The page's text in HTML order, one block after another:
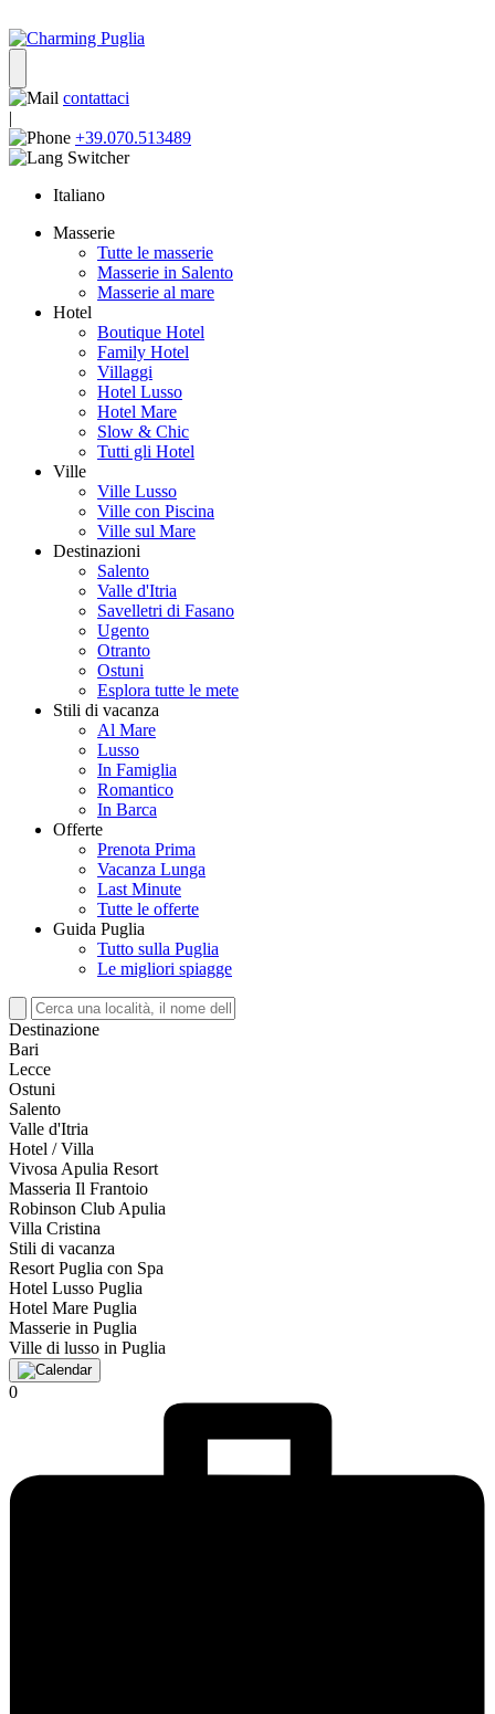
contattaci
|
+39.070.513489
Italiano
Masserie
Tutte le masserie
Masserie in Salento
Masserie al mare
Hotel
Boutique Hotel
Family Hotel
Villaggi
Hotel Lusso
Hotel Mare
Slow & Chic
Tutti gli Hotel
Ville
Ville Lusso
Ville con Piscina
Ville sul Mare
Destinazioni
Salento
Valle d'Itria
Savelletri di Fasano
Ugento
Otranto
Ostuni
Esplora tutte le mete
Stili di vacanza
Al Mare
Lusso
In Famiglia
Romantico
In Barca
Offerte
Prenota Prima
Vacanza Lunga
Last Minute
Tutte le offerte
Guida Puglia
Tutto sulla Puglia
Le migliori spiagge
Destinazione
Bari
Lecce
Ostuni
Salento
Valle d'Itria
Hotel / Villa
Vivosa Apulia Resort
Masseria Il Frantoio
Robinson Club Apulia
Villa Cristina
Stili di vacanza
Resort Puglia con Spa
Hotel Lusso Puglia
Hotel Mare Puglia
Masserie in Puglia
Ville di lusso in Puglia
0